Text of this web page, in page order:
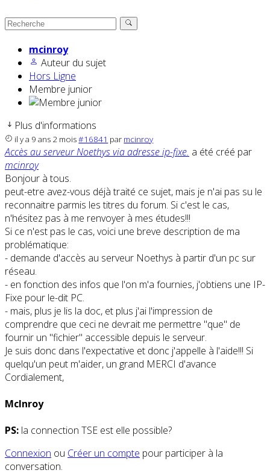
mcinroy
Auteur du sujet
Hors Ligne
Membre junior
Plus d'informations
il y a 9 ans 2 mois#16841 par mcinroy
Accès au serveur Noethys via adresse ip-fixe. a été créé par
mcinroy
Bonjour à tous.
peut-etre avez-vous déjà traité ce sujet, mais je n'ai pas su le
reconnaitre parmis les titres du forum. Si c'est le cas,
n'hésitez pas à me renvoyer à mes études!!!
Si ce n'est pas le cas, voici une breve description de ma
problématique:
- demande d'accès au serveur Noethys à partir d'un pc sur
réseau.
- en fonction des infos que l'on m'a fournies, j'obtiens une IP-
Fixe pour le-dit PC.
- mais, plus je lis la doc, et plus j'ai l'impression de
comprendre que ceci ne devrait me permettre "que" de
fournir un "fichier" accessible depuis le serveur.
Je suis donc dans l'expectative et donc j'appelle à l'aide!!! Si
quelqu'un peut m'aider, un grand MERCI d'avance
Cordialement,
McInroy
PS: la connection TSE est elle possible?
Connexion ou Créer un compte pour participer à la
conversation.